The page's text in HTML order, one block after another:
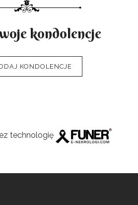
kondolencje
KONDOLENCJE
technologię